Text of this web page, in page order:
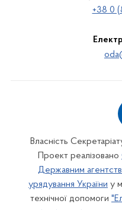
+38 0
Власність
Проект реалізовано
Державним
урядування України у
технічної допомоги